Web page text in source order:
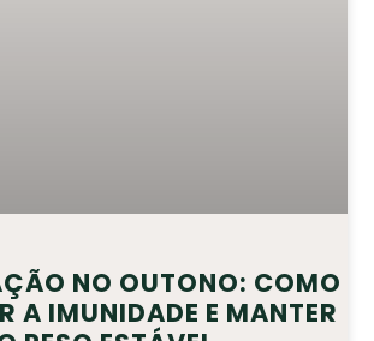
NO OUTONO: COMO
A IMUNIDADE E MANTER